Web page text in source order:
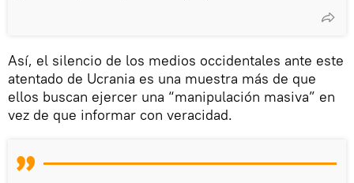
Así, el silencio de los medios occidentales ante este
atentado de Ucrania es una muestra más de que
ellos buscan ejercer una “manipulación masiva” en
vez de que informar con veracidad.